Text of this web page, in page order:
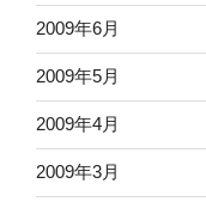
2009年6月
2009年5月
2009年4月
2009年3月